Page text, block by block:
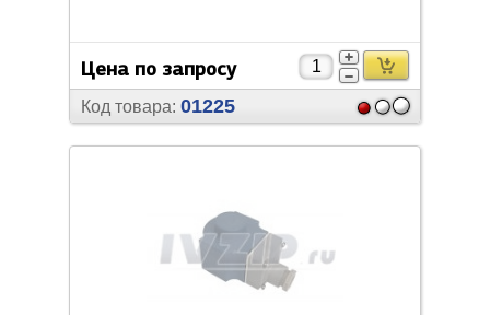
Цена по запросу
Код товара: 01225